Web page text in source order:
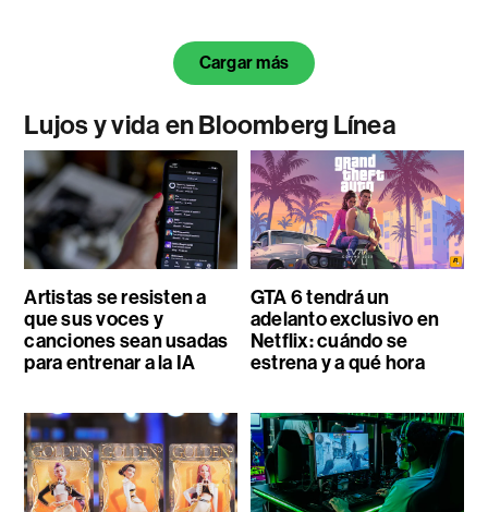
Cargar más
Lujos y vida en Bloomberg Línea
Artistas se resisten a
que sus voces y
canciones sean usadas
para entrenar a la IA
GTA 6 tendrá un
adelanto exclusivo en
Netflix: cuándo se
estrena y a qué hora